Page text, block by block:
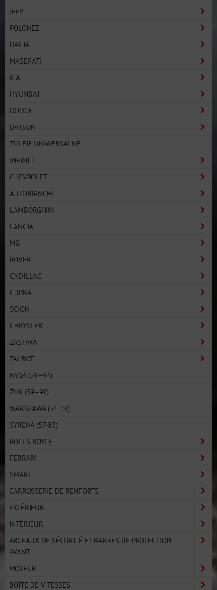
JEEP
POLONEZ
DACIA
MASERATI
KIA
HYUNDAI
DODGE
DATSUN
TULEJE UNIWERSALNE
INFINITI
CHEVROLET
AUTOBIANCHI
LAMBORGHINI
LANCIA
MG
ROVER
CADILLAC
CUPRA
SCION
CHRYSLER
ZASTAVA
TALBOT
NYSA (59–94)
ŻUK (59–98)
WARSZAWA (51-73)
SYRENA (57-83)
ROLLS-ROYCE
FERRARI
SMART
CARROSSERIE DE RENFORTS
EXTÉRIEUR
INTÉRIEUR
ARCEAUX DE SÉCURITÉ ET BARRES DE PROTECTION
AVANT
MOTEUR
BOÎTE DE VITESSES